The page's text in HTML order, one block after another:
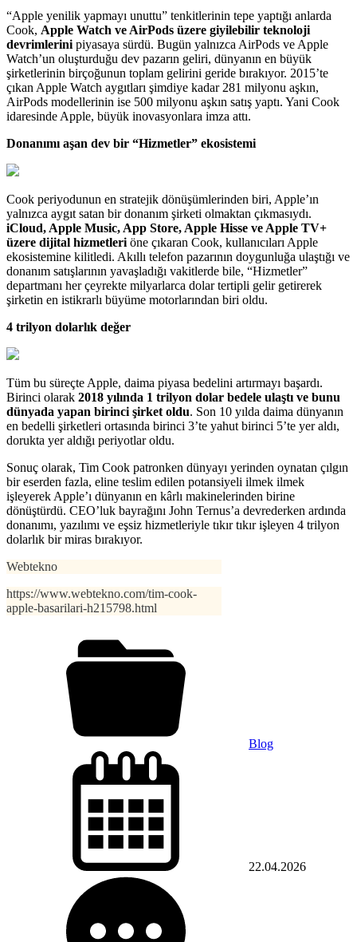
“Apple yenilik yapmayı unuttu” tenkitlerinin tepe yaptığı anlarda
Cook, Apple Watch ve AirPods üzere giyilebilir teknoloji
devrimlerini piyasaya sürdü. Bugün yalnızca AirPods ve Apple
Watch’un oluşturduğu dev pazarın geliri, dünyanın en büyük
şirketlerinin birçoğunun toplam gelirini geride bırakıyor. 2015’te
çıkan Apple Watch aygıtları şimdiye kadar 281 milyonu aşkın,
AirPods modellerinin ise 500 milyonu aşkın satış yaptı. Yani Cook
idaresinde Apple, büyük inovasyonlara imza attı.
Donanımı aşan dev bir “Hizmetler” ekosistemi
Cook periyodunun en stratejik dönüşümlerinden biri, Apple’ın
yalnızca aygıt satan bir donanım şirketi olmaktan çıkmasıydı.
iCloud, Apple Music, App Store, Apple Hisse ve Apple TV+
üzere dijital hizmetleri öne çıkaran Cook, kullanıcıları Apple
ekosistemine kilitledi. Akıllı telefon pazarının doygunluğa ulaştığı ve
donanım satışlarının yavaşladığı vakitlerde bile, “Hizmetler”
departmanı her çeyrekte milyarlarca dolar tertipli gelir getirerek
şirketin en istikrarlı büyüme motorlarından biri oldu.
4 trilyon dolarlık değer
Tüm bu süreçte Apple, daima piyasa bedelini artırmayı başardı.
Birinci olarak 2018 yılında 1 trilyon dolar bedele ulaştı ve bunu
dünyada yapan birinci şirket oldu. Son 10 yılda daima dünyanın
en bedelli şirketleri ortasında birinci 3’te yahut birinci 5’te yer aldı,
dorukta yer aldığı periyotlar oldu.
Sonuç olarak, Tim Cook patronken dünyayı yerinden oynatan çılgın
bir eserden fazla, eline teslim edilen potansiyeli ilmek ilmek
işleyerek Apple’ı dünyanın en kârlı makinelerinden birine
dönüştürdü. CEO’luk bayrağını John Ternus’a devrederken ardında
donanımı, yazılımı ve eşsiz hizmetleriyle tıkır tıkır işleyen 4 trilyon
dolarlık bir miras bırakıyor.
Webtekno
https://www.webtekno.com/tim-cook-
apple-basarilari-h215798.html
Blog
22.04.2026